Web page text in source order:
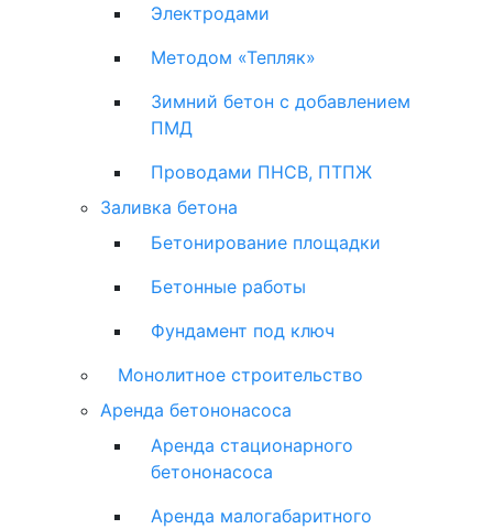
Электродами
Методом «Тепляк»
Зимний бетон с добавлением
ПМД
Проводами ПНСВ, ПТПЖ
Заливка бетона
Бетонирование площадки
Бетонные работы
Фундамент под ключ
Монолитное строительство
Аренда бетононасоса
Аренда стационарного
бетононасоса
Аренда малогабаритного